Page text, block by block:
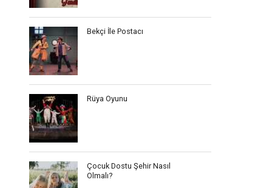
Bekçi İle Postacı
Rüya Oyunu
Çocuk Dostu Şehir Nasıl
Olmalı?